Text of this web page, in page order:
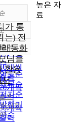
정확도
순
인기도
순
연도순
제목순
저자순
발행기
관순
림차순
력
개씩
력
개씩
력
개씩
력
가 통
는) 전
래동화
님을
활용
서
샘
서적
높은 자
료